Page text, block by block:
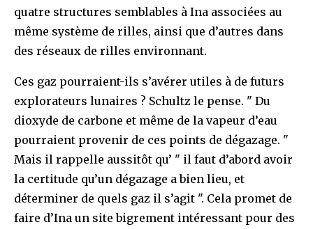
quatre structures semblables à Ina associées au
même système de rilles, ainsi que d’autres dans
des réseaux de rilles environnant.
Ces gaz pourraient-ils s’avérer utiles à de futurs
explorateurs lunaires ? Schultz le pense. " Du
dioxyde de carbone et même de la vapeur d’eau
pourraient provenir de ces points de dégazage. "
Mais il rappelle aussitôt qu’ " il faut d’abord avoir
la certitude qu’un dégazage a bien lieu, et
déterminer de quels gaz il s’agit ". Cela promet de
faire d’Ina un site bigrement intéressant pour des